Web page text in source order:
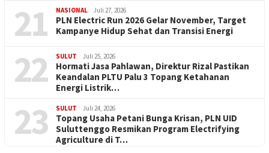
21 NASIONAL Juli 27, 2026
PLN Electric Run 2026 Gelar November, Target
Kampanye Hidup Sehat dan Transisi Energi
22 SULUT Juli 25, 2026
Hormati Jasa Pahlawan, Direktur Rizal Pastikan
Keandalan PLTU Palu 3 Topang Ketahanan
Energi Listrik…
23 SULUT Juli 24, 2026
Topang Usaha Petani Bunga Krisan, PLN UID
Suluttenggo Resmikan Program Electrifying
Agriculture di T…